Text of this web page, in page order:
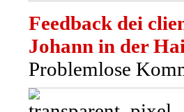
Feedback dei
Johann in der
Problemlose